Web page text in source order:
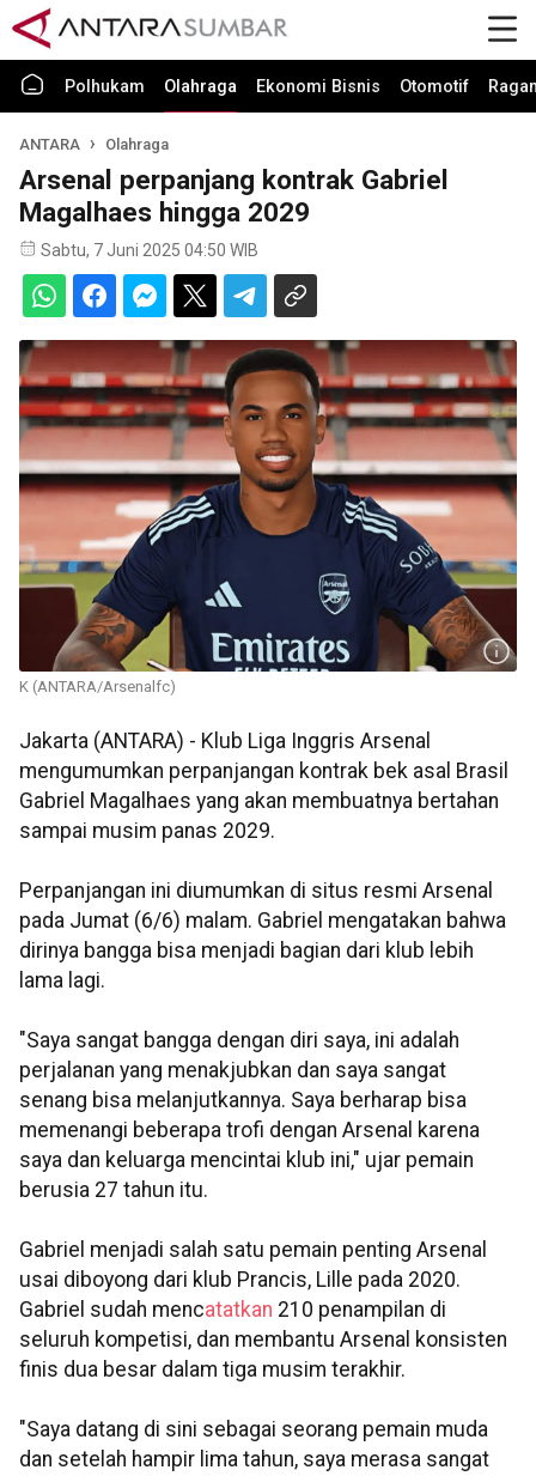
Polhukam Olahraga Ekonomi Bisnis Otomotif
ANTARA Olahraga
Arsenal perpanjang kontrak Gabriel
Magalhaes hingga 2029
Sabtu, 7 Juni 2025 04:50 WIB
K (ANTARA/Arsenalfc)
Jakarta (ANTARA) - Klub Liga Inggris Arsenal
mengumumkan perpanjangan kontrak bek asal Brasil
Gabriel Magalhaes yang akan membuatnya bertahan
sampai musim panas 2029.
Perpanjangan ini diumumkan di situs resmi Arsenal
pada Jumat (6/6) malam. Gabriel mengatakan bahwa
dirinya bangga bisa menjadi bagian dari klub lebih
lama lagi.
"Saya sangat bangga dengan diri saya, ini adalah
perjalanan yang menakjubkan dan saya sangat
senang bisa melanjutkannya. Saya berharap bisa
memenangi beberapa trofi dengan Arsenal karena
saya dan keluarga mencintai klub ini," ujar pemain
berusia 27 tahun itu.
Gabriel menjadi salah satu pemain penting Arsenal
usai diboyong dari klub Prancis, Lille pada 2020.
Gabriel sudah mencatatkan 210 penampilan di
seluruh kompetisi, dan membantu Arsenal konsisten
finis dua besar dalam tiga musim terakhir.
"Saya datang di sini sebagai seorang pemain muda
dan setelah hampir lima tahun, saya merasa sangat